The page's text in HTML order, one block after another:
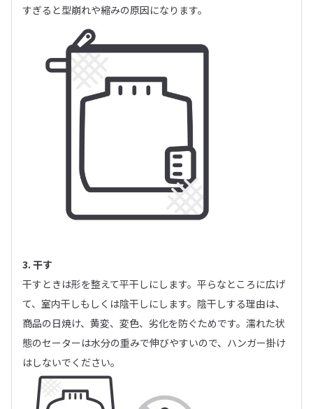
すぎると型崩れや縮みの原因になります。
3. 干す
干すときは形を整えて平干しにします。平らなところに広げ
て、室内干しもしくは陰干しにします。陰干しする理由は、
商品の日焼け、黄変、変色、劣化を防ぐためです。濡れた状
態のセーターは水分の重みで伸びやすいので、ハンガー掛け
はしないでください。